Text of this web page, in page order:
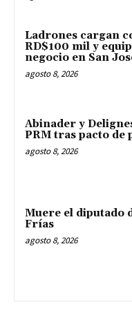
Ladrones cargan
RD$100 mil y
negocio en San
agosto 8, 2026
Abinader y
PRM tras pacto de
agosto 8, 2026
Muere el diputado
Frías
agosto 8, 2026